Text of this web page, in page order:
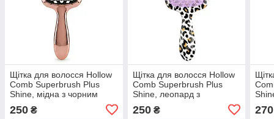
Щітка для волосся Hollow
Comb Superbrush Plus
Shine, мідна з чорним
250 ₴
Щітка для волосся Hollow
Comb Superbrush Plus
Shine, леопард з
фіолетовим (SB2070-29)
250₴ 270